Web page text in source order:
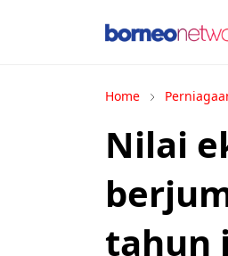
Home
Nilai
tahun